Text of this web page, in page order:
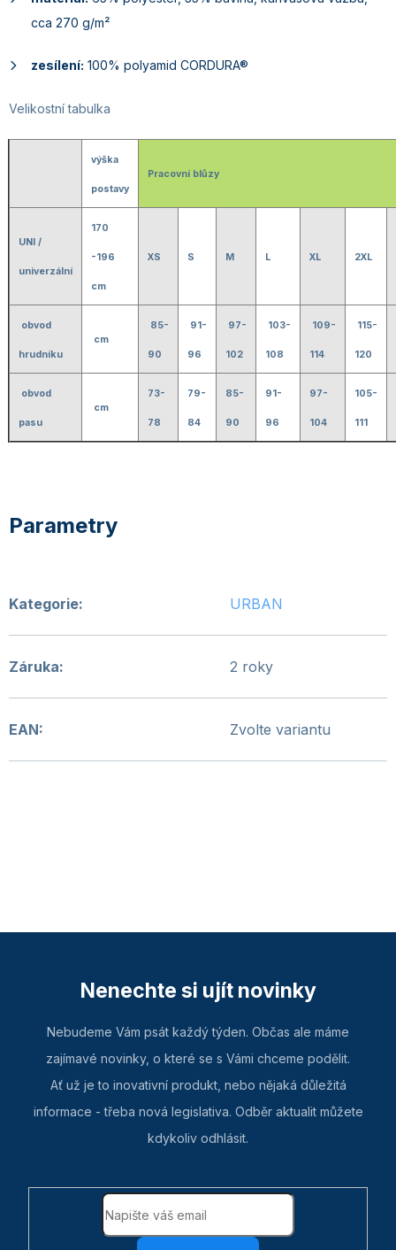
cca 270 g/m²
zesílení: 100% polyamid CORDURA®
Velikostní tabulka
výška
postavy
Pracovní blůzy
UNI /
univerzální
170
-196
cm
XS S M L XL 2XL
obvod
hrudníku
cm
85-
90
91-
96
97-
102
103-
108
109-
114
115-
120
obvod
pasu
cm
73-
78
79-
84
85-
90
91-
96
97-
104
105-
111
Kategorie: URBAN
Záruka: 2 roky
EAN: Zvolte variantu
Nenechte si ujít novinky
Nebudeme Vám psát každý týden. Občas ale máme
zajímavé novinky, o které se s Vámi chceme podělit.
Ať už je to inovativní produkt, nebo nějaká důležitá
informace - třeba nová legislativa. Odběr aktualit můžete
kdykoliv odhlásit.